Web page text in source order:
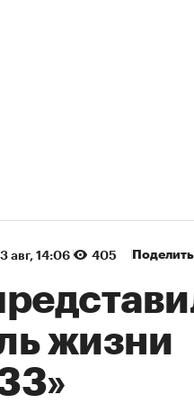
авг, 14:06 405
жизни